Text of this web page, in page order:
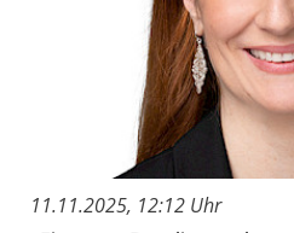
11.11.2025, 12:12 Uhr